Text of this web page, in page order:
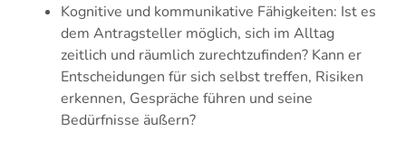
Kognitive und kommunikative Fähigkeiten: Ist es
dem Antragsteller möglich, sich im Alltag
zeitlich und räumlich zurechtzufinden? Kann er
Entscheidungen für sich selbst treffen, Risiken
erkennen, Gespräche führen und seine
Bedürfnisse äußern?